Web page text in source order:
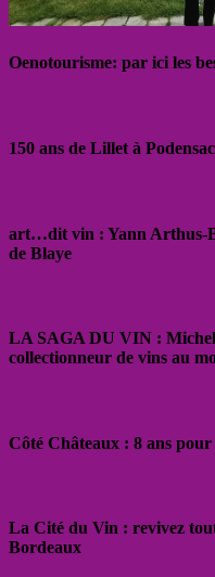
Oenotourisme: par ici les
150 ans de Lillet à Podensac
art…dit vin : Yann Arthus-
de Blaye
LA SAGA DU VIN : Michel
collectionneur de vins au
Côté Châteaux : 8 ans
La Cité du Vin : revivez
Bordeaux